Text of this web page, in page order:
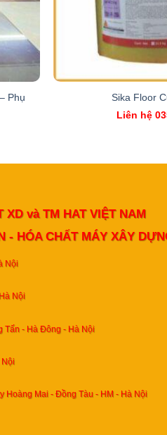
Phụ
Sika Floor
Liên hệ
XD và TM HAT VIỆT NAM
- HÓA CHẤT MÁY XÂY
Nội
Nội
Tấn - Hà Đông - Hà Nội
Nội
Hoàng Mai - Đồng Tàu - HM - Hà Nội